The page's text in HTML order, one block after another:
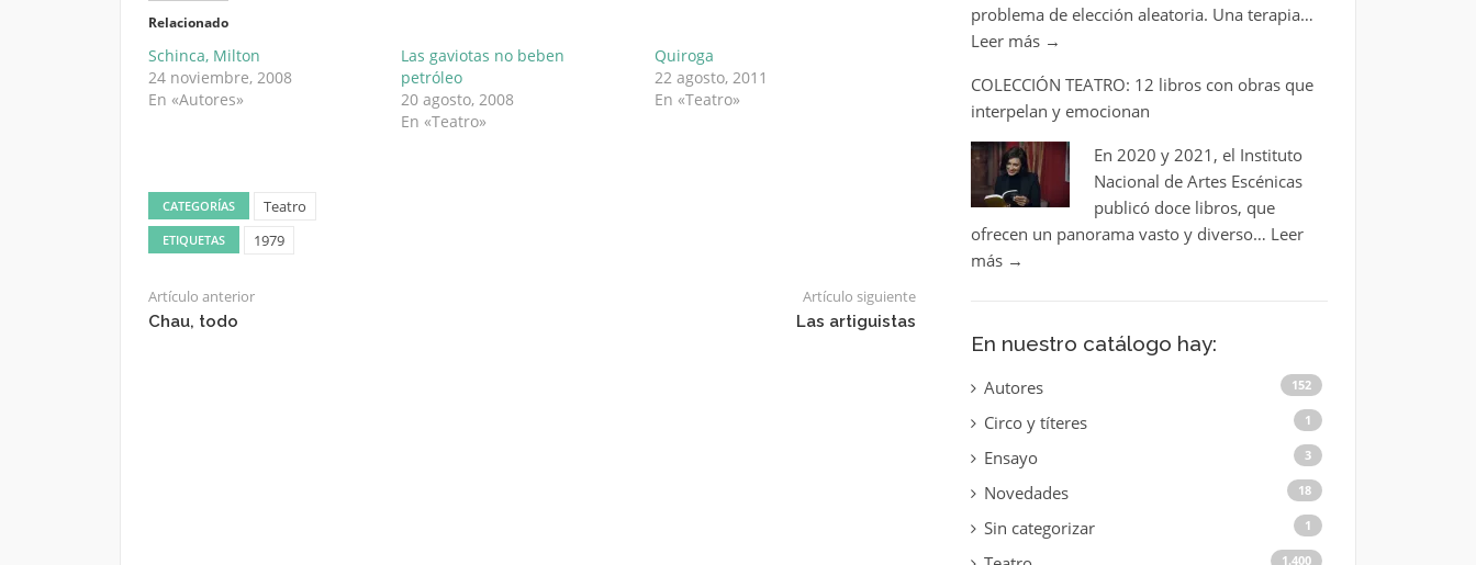
Relacionado
Schinca, Milton
24 noviembre, 2008
En «Autores»
Las gaviotas no beben
petróleo
20 agosto, 2008
En «Teatro»
Quiroga
22 agosto, 2011
En «Teatro»
CATEGORÍAS Teatro
ETIQUETAS 1979
Artículo anterior
Chau, todo
Artículo siguiente
Las artiguistas
problema de elección aleatoria. Una terapia…
Leer más →
COLECCIÓN TEATRO: 12 libros con obras que
interpelan y emocionan
En 2020 y 2021, el Instituto
Nacional de Artes Escénicas
publicó doce libros, que
ofrecen un panorama vasto y diverso… Leer
más →
En nuestro catálogo hay:
Autores 152
Circo y títeres 1
Ensayo 3
Novedades 18
Sin categorizar 1
1.400